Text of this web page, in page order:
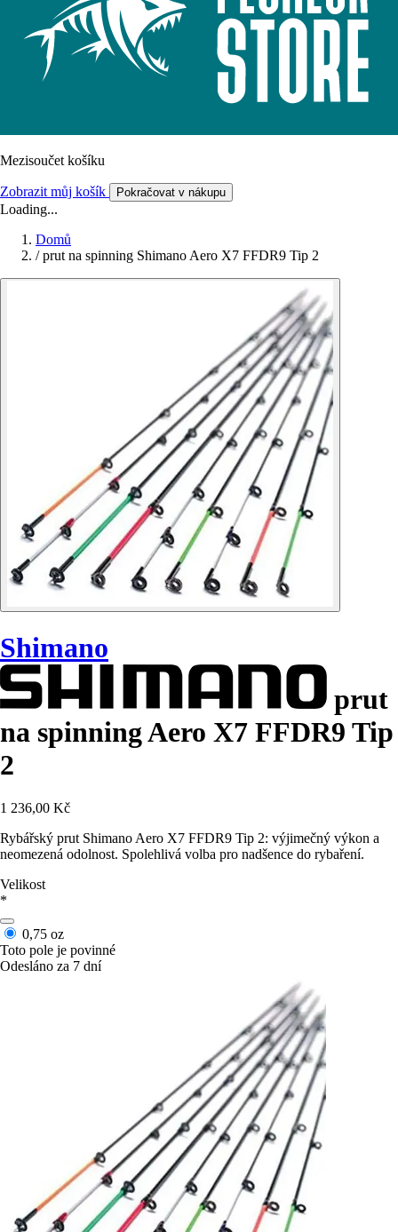
Mezisoučet košíku
Zobrazit můj košík Pokračovat v nákupu
Loading...
Domů
/ prut na spinning Shimano Aero X7 FFDR9 Tip 2
Shimano
prut
na spinning Aero X7 FFDR9 Tip
2
1 236,00 Kč
Rybářský prut Shimano Aero X7 FFDR9 Tip 2: výjimečný výkon a
neomezená odolnost. Spolehlivá volba pro nadšence do rybaření.
Velikost
*
0,75 oz
Toto pole je povinné
Odesláno za 7 dní